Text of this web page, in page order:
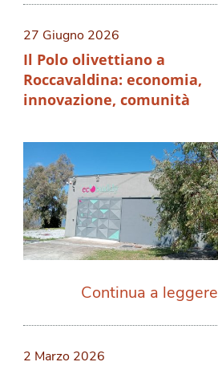
27 Giugno 2026
Il Polo olivettiano a
Roccavaldina: economia,
innovazione, comunità
Continua a leggere
2 Marzo 2026